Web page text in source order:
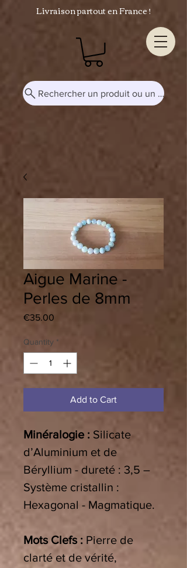
Livraison partout en France !
Rechercher un produit ou un mot-
Aigue Marine -
Perles de 8mm
€35.00
Quantity *
Add to Cart
Minéralogie : Silicate
d’Aluminium et de
Béryllium - dureté : 3,5 –
Système cristallin :
Hexagonal - Magmatique.
Mots Clefs : Pierre de
clarté et de vérité,